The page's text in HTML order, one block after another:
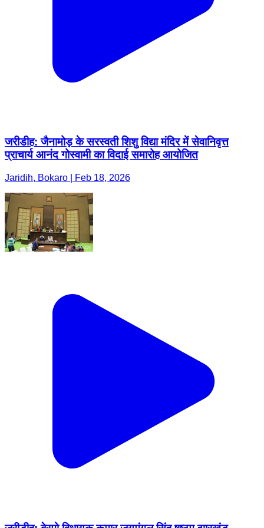
जरीडीह: जैनामोड़ के सरस्वती शिशु विद्या मंदिर में सेवानिवृत्त
प्राचार्य आनंद गोस्वामी का विदाई समारोह आयोजित
Jaridih, Bokaro | Feb 18, 2026